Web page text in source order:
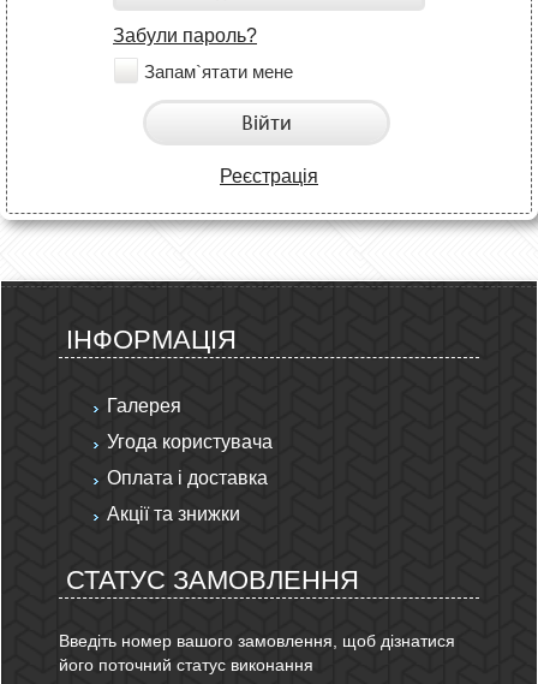
Забули пароль?
Запам`ятати мене
Війти
Реєстрація
ІНФОРМАЦІЯ
Галерея
Угода користувача
Оплата і доставка
Акції та знижки
СТАТУС ЗАМОВЛЕННЯ
Введіть номер вашого замовлення, щоб дізнатися
його поточний статус виконання